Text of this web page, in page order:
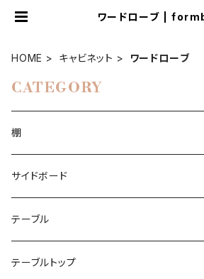
ワードローブ |
HOME キャビネット ワードローブ
CATEGORY
棚
本棚
本棚ジニー
ブーヒャレガル
コーナーシェルフ
エクレガル
ルームディバイダー
サイドボード
チェスト
ハイボード
テーブル
ダイニングケーブル
テーブルトップ